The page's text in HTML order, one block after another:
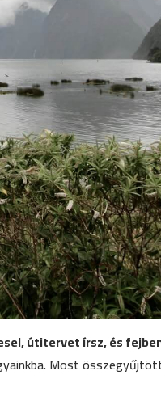
útitervet írsz, és
Most